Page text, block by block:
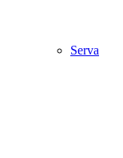
Serva